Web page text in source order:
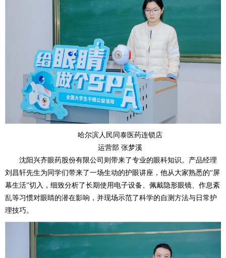
哈尔滨人民同泰医药连锁店
运营部 张梦溪
沈阳兴齐眼药股份有限公司则带来了专业的眼科知识。产品经理
刘昌轩先生为同学们带来了一场生动的护眼讲座，他从大家熟悉的“屏
幕生活”切入，细致分析了长期使用电子设备、佩戴隐形眼镜、作息紊
乱等习惯对眼睛的潜在影响，并现场示范了科学的自测方法与日常护
理技巧。